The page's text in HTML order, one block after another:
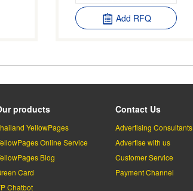
Add RFQ
products
YellowPages
Online Service
Blog
Card
Chatbot
Contact Us
Advertising Consultants
Advertise with us
Customer Service
Payment Channel